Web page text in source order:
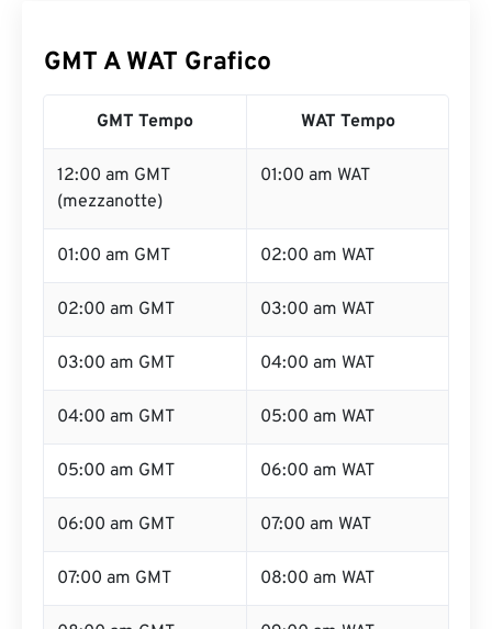
GMT A WAT Grafico
GMT Tempo WAT Tempo
12:00 am GMT
(mezzanotte)
01:00 am WAT
01:00 am GMT 02:00 am WAT
02:00 am GMT 03:00 am WAT
03:00 am GMT 04:00 am WAT
04:00 am GMT 05:00 am WAT
05:00 am GMT 06:00 am WAT
06:00 am GMT 07:00 am WAT
07:00 am GMT 08:00 am WAT